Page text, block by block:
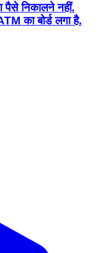
पैसे निकालने नहीं.
का बोर्ड लगा है.